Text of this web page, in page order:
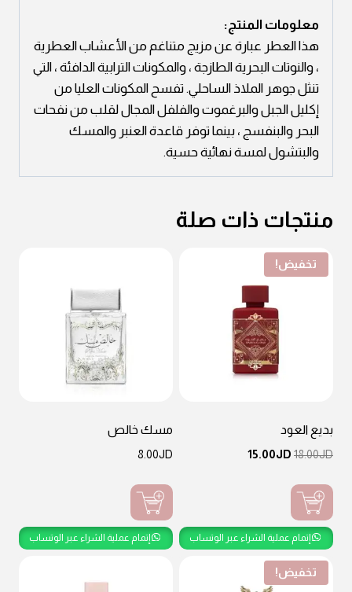
معلومات المنتج:
هذا العطر عبارة عن مزيج متناغم من الأعشاب العطرية
، والنوتات البحرية الطازجة ، والمكونات الترابية الدافئة ، التي
تنثل جوهر الملاذ الساحلي. تفسح المكونات العليا من
إكليل الجبل والبرغموت والفلفل المجال لقلب من نفحات
البحر والبنفسج ، بينما توفر قاعدة العنبر والمسك
والبتشول لمسة نهائية حسية.
منتجات ذات صلة
تخفيض!
بديع العود
JD
18.00 السعر
هو:
JD
15.00السعر
إتمام عملية الشراء عبر الوتساب
مسك خالص
JD
8.00
إتمام عملية الشراء عبر الوتساب
تخفيض!